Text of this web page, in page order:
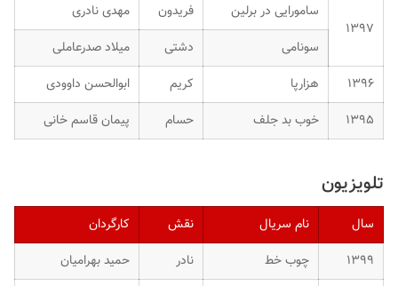
۱۳۹۷
سامورایی در برلین فریدون
مهدی نادری
سونامی
دشتی
میلاد صدرعاملی
۱۳۹۶
هزارپا کریم
ابوالحسن داوودی
۱۳۹۵
خوب بد جلف حسام پیمان قاسم خانی
تلویزیون
سال نام سریال نقش
کارگردان
۱۳۹۹
چوب خط نادر
حمید بهرامیان